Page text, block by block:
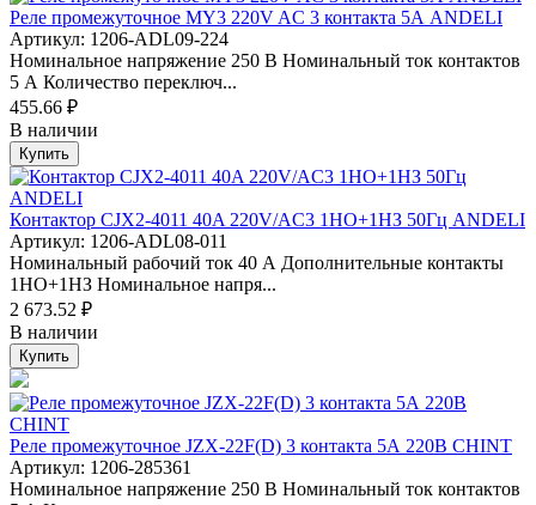
Реле промежуточное MY3 220V AC 3 контакта 5А ANDELI
Артикул: 1206-ADL09-224
Номинальное напряжение 250 В Номинальный ток контактов
5 А Количество переключ...
455.66 ₽
В наличии
Купить
Контактор CJX2-4011 40A 220V/AC3 1НО+1НЗ 50Гц ANDELI
Артикул: 1206-ADL08-011
Номинальный рабочий ток 40 А Дополнительные контакты
1НО+1НЗ Номинальное напря...
2 673.52 ₽
В наличии
Купить
Реле промежуточное JZX-22F(D) 3 контакта 5А 220В CHINT
Артикул: 1206-285361
Номинальное напряжение 250 В Номинальный ток контактов